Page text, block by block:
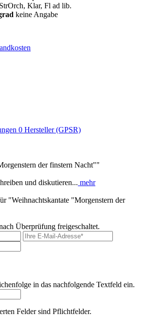
Klar, Fl ad lib.
keine Angabe
0 Hersteller (GPSR)
der finstern Nacht""
und diskutieren... mehr
"Weihnachtskantate "Morgenstern der
Überprüfung freigeschaltet.
in das nachfolgende Textfeld ein.
Felder sind Pflichtfelder.